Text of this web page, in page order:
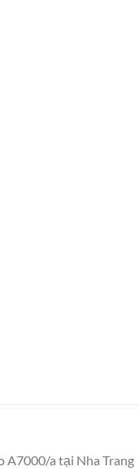
A7000/a tại Nha Trang